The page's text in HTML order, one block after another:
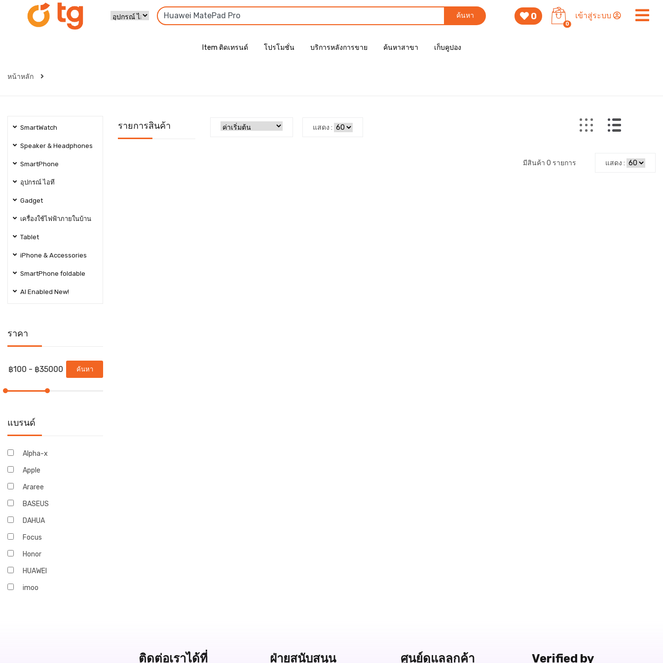
ค้นหา 0
0
เข้าสู่ระบบ
Item ติดเทรนด์ โปรโมชั่น บริการหลังการขาย ค้นหาสาขา เก็บคูปอง
หน้าหลัก
SmartWatch
Speaker & Headphones
SmartPhone
อุปกรณ์ ไอที
Gadget
เครื่องใช้ไฟฟ้าภายในบ้าน
Tablet
iPhone & Accessories
SmartPhone foldable
AI Enabled New!
ราคา
ค้นหา
แบรนด์
Alpha-x
Apple
Araree
BASEUS
DAHUA
Focus
Honor
HUAWEI
imoo
รายการสินค้า แสดง :
มีสินค้า 0 รายการ แสดง :
ติดต่อเราได้ที่ ฝ่ายสนับสนุน ศูนย์ดูแลลูกค้า Verified by